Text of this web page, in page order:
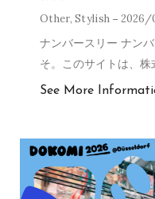
Other,Stylish 2026/
ナンバースリー ナン
そ。このサイトは、株
See More